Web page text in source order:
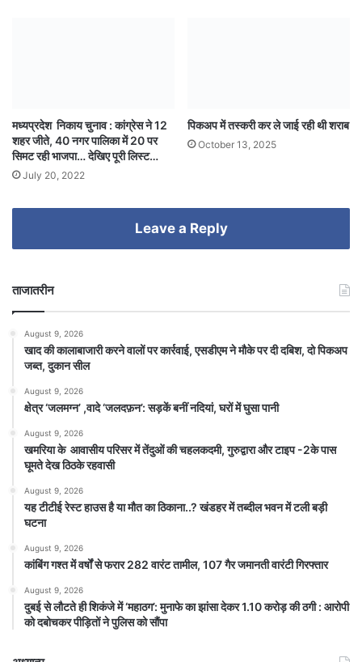
मध्यप्रदेश निकाय चुनाव : कांग्रेस ने 12
शहर जीते, 40 नगर पालिका में 20 पर
सिमट रही भाजपा… देखिए पूरी लिस्ट…
July 20, 2022
पिकअप में तस्करी कर ले जाई रही थी शराब
October 13, 2025
Leave a Reply
ताजातरीन
August 9, 2026
खाद की कालाबाजारी करने वालों पर कार्रवाई, एसडीएम ने मौके पर दी दबिश, दो पिकअप
जब्त, दुकान सील
August 9, 2026
क्षेत्र ‘जलमग्न’ ,वादे ‘जलदफ़न’: सड़कें बनीं नदियां, घरों में घुसा पानी
August 9, 2026
खमरिया के आवासीय परिसर में तेंदुओं की चहलकदमी, गुरुद्वारा और टाइप -2के पास
घूमते देख ठिठके रहवासी
August 9, 2026
यह टीटीई रेस्ट हाउस है या मौत का ठिकाना..? खंडहर में तब्दील भवन में टली बड़ी
घटना
August 9, 2026
कांबिंग गश्त में वर्षों से फरार 282 वारंट तामील, 107 गैर जमानती वारंटी गिरफ्तार
August 9, 2026
दुबई से लौटते ही शिकंजे में ‘महाठग’: मुनाफे का झांसा देकर 1.10 करोड़ की ठगी : आरोपी
को दबोचकर पीड़ितों ने पुलिस को सौंपा